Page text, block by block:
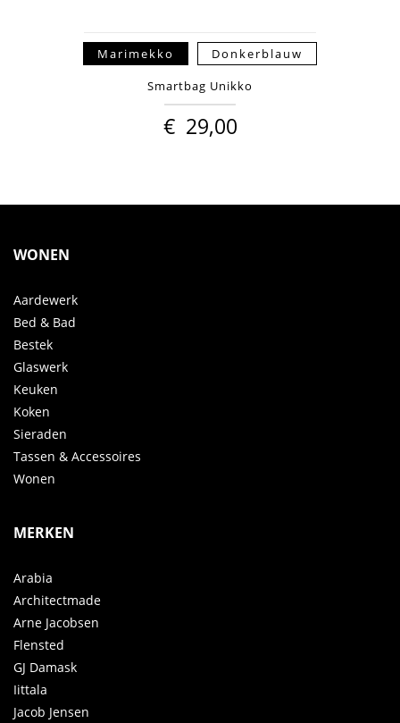
Marimekko Donkerblauw
Smartbag Unikko
€ 29,00
WONEN
Aardewerk
Bed & Bad
Bestek
Glaswerk
Keuken
Koken
Sieraden
Tassen & Accessoires
Wonen
MERKEN
Arabia
Architectmade
Arne Jacobsen
Flensted
GJ Damask
Iittala
Jacob Jensen